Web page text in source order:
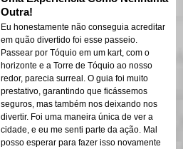
Outra!
Eu honestamente não conseguia acreditar
em quão divertido foi esse passeio.
Passear por Tóquio em um kart, com o
horizonte e a Torre de Tóquio ao nosso
redor, parecia surreal. O guia foi muito
prestativo, garantindo que ficássemos
seguros, mas também nos deixando nos
divertir. Foi uma maneira única de ver a
cidade, e eu me senti parte da ação. Mal
posso esperar para fazer isso novamente